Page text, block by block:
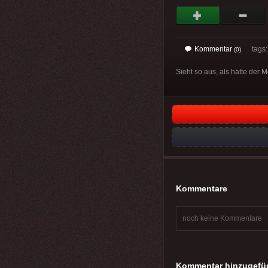
Kommentar (0) tags:
Sieht so aus, als hätte der
Kommentare
noch keine Kommentare
Kommentar